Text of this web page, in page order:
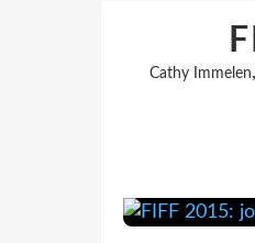
Cathy Immelen,